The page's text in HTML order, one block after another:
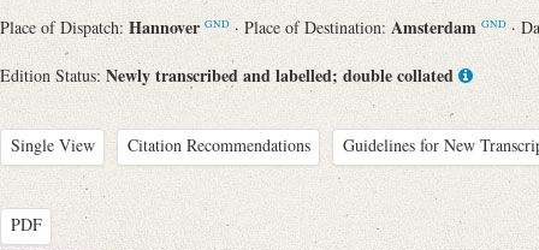
Place of Dispatch: Hannover GND · Place of Destination: Amsterdam GND ·
Edition Status: Newly transcribed and labelled; double collated
Single View Citation Recommendations Guidelines for New
PDF